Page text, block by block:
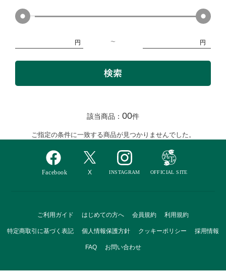
円 円
該当商品： 00件
ご指定の条件に一致する商品が見つかりませんでした。
ご利用ガイド はじめての方へ 会員規約 利用規約
特定商取引に基づく表記 個人情報保護方針 クッキーポリシー 採用情報
FAQ お問い合わせ